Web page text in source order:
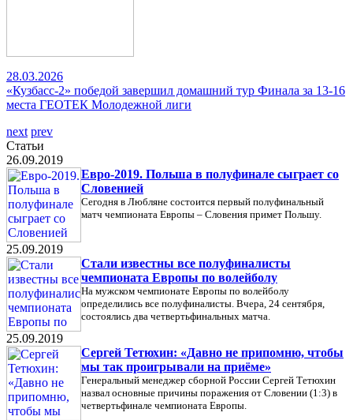
28.03.2026
«Кузбасс-2» победой завершил домашний тур Финала за 13-16
места ГЕОТЕК Молодежной лиги
next prev
Статьи
26.09.2019
Евро-2019. Польша в полуфинале сыграет со
Словенией
Сегодня в Любляне состоится первый полуфинальный
матч чемпионата Европы – Словения примет Польшу.
25.09.2019
Стали известны все полуфиналисты
чемпионата Европы по волейболу
На мужском чемпионате Европы по волейболу
определились все полуфиналисты. Вчера, 24 сентября,
состоялись два четвертьфинальных матча.
25.09.2019
Сергей Тетюхин: «Давно не припомню, чтобы
мы так проигрывали на приёме»
Генеральный менеджер сборной России Сергей Тетюхин
назвал основные причины поражения от Словении (1:3) в
четвертьфинале чемпионата Европы.